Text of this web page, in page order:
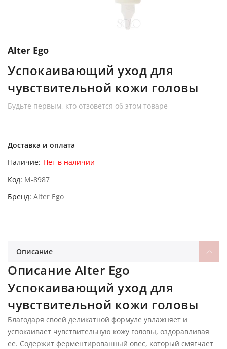
Alter Ego
Успокаивающий уход для
чувствительной кожи головы
Будьте первым, кто отзовется об этом товаре
Доставка и оплата
Наличие: Нет в наличии
Код M-8987
Бренд Alter Ego
Описание
Описание Alter Ego
Успокаивающий уход для
чувствительной кожи головы
Благодаря своей деликатной формуле увлажняет и
успокаивает чувствительную кожу головы, оздоравливая
ее. Содержит ферментированный овес, который смягчает